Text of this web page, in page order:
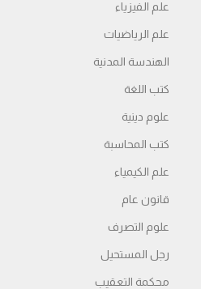
علم الفيزياء
علم الرياضيات
الهندسة المدنية
كتب اللغة
علوم دينية
كتب المحاسبة
علم الكيمياء
قانون عام
علوم التصرف
رجل المستحيل
محكمة التعقیب